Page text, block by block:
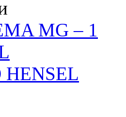
MG – 1
HENSEL